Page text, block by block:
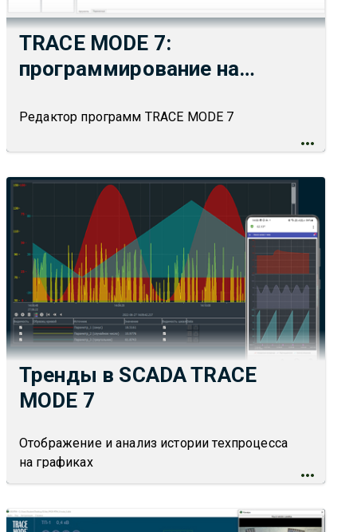
TRACE MODE 7:
программирование на
Редактор программ TRACE MODE 7
Тренды в SCADA TRACE
MODE 7
Отображение и анализ истории техпроцесса
на графиках